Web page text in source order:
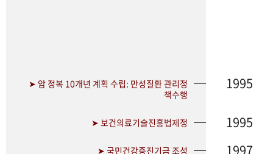
➤ 암 정복 10개년 계획 수립: 만성질환 관리정
책수행
1995
➤ 보건의료기술진흥법제정 1995
➤ 국민건강증진기금 조성 1997